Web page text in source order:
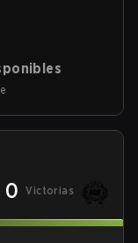
0 Victorias